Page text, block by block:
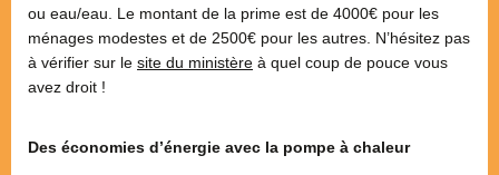
ou eau/eau. Le montant de la prime est de 4000€ pour les
ménages modestes et de 2500€ pour les autres. N’hésitez pas
à vérifier sur le site du ministère à quel coup de pouce vous
avez droit !
Des économies d’énergie avec la pompe à chaleur